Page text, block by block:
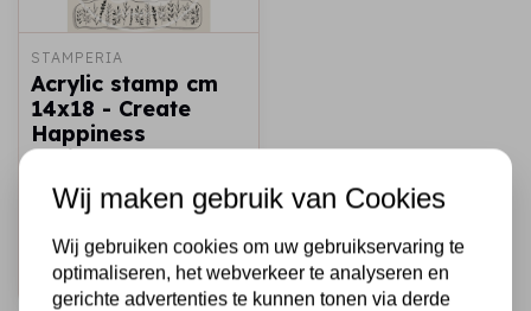
STAMPERIA
Acrylic stamp cm
14x18 - Create
Happiness
Christmas borders
with leaves
Snel toevoegen
Wij maken gebruik van Cookies
Wij gebruiken cookies om uw gebruikservaring te
optimaliseren, het webverkeer te analyseren en
gerichte advertenties te kunnen tonen via derde